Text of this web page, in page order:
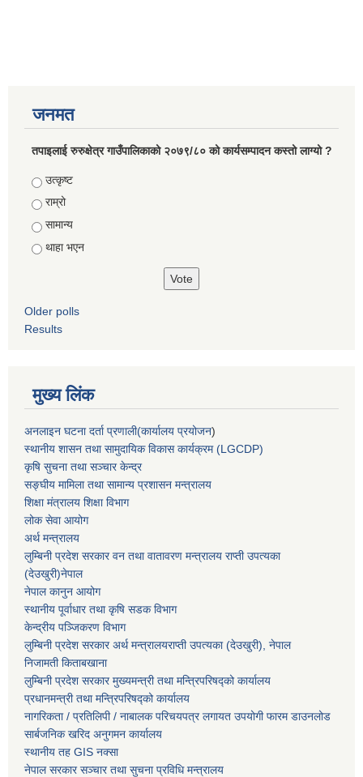
जनमत
तपाइलाई रुरुक्षेत्र गाउँपालिकाको २०७९/८० को कार्यसम्पादन कस्तो लाग्यो ?
Choices
उत्कृष्ट
राम्रो
सामान्य
थाहा भएन
Older polls
Results
मुख्य लिंक
अनलाइन घटना दर्ता प्रणाली(कार्यालय प्रयोजन)
स्थानीय शासन तथा सामुदायिक विकास कार्यक्रम (LGCDP)
कृषि सुचना तथा सञ्चार केन्द्र
सङ्घीय मामिला तथा सामान्य प्रशासन मन्त्रालय
शिक्षा मंत्रालय शिक्षा विभाग
लोक सेवा आयोग
अर्थ मन्त्रालय
लुम्बिनी प्रदेश सरकार वन तथा वातावरण मन्त्रालय राप्ती उपत्यका
(देउखुरी)नेपाल
नेपाल कानुन आयोग
स्थानीय पूर्वाधार तथा कृषि सडक विभाग
केन्द्रीय पञ्जिकरण विभाग
लुम्बिनी प्रदेश सरकार अर्थ मन्त्रालयराप्ती उपत्यका (देउखुरी), नेपाल
निजामती किताबखाना
लुम्बिनी प्रदेश सरकार मुख्यमन्त्री तथा मन्त्रिपरिषद्को कार्यालय
प्रधानमन्त्री तथा मन्त्रिपरिषद्को कार्यालय
नागरिकता / प्रतिलिपी / नाबालक परिचयपत्र लगायत उपयोगी फारम डाउनलोड
सार्बजनिक खरिद अनुगमन कार्यालय
स्थानीय तह GIS नक्सा
नेपाल सरकारसञ्चार तथा सुचना प्रविधि मन्त्रालय